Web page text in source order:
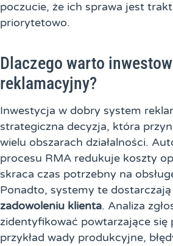
poczucie, że ich sprawa jest
priorytetowo.
Dlaczego warto
reklamacyjny?
Inwestycja w dobry system
strategiczna decyzja, która
wielu obszarach działalności.
procesu RMA redukuje koszty
skraca czas potrzebny na
Ponadto, systemy te dostarczają
zadowoleniu klienta. Analiza
zidentyfikować powtarzające się
przykład wady produkcyjne,